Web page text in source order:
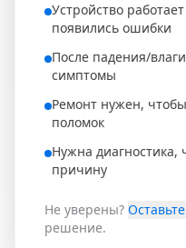
Устройство
появились ошибки
После падения/
симптомы
Ремонт нужен,
поломок
Нужна диагностика,
причину
Не уверены?
решение.